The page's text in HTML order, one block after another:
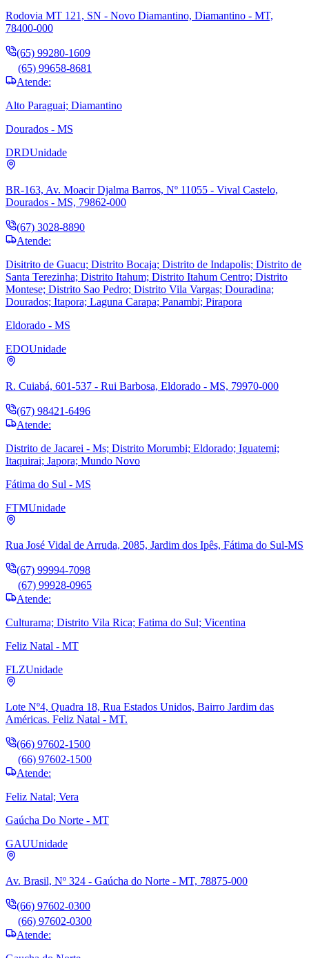
Rodovia MT 121, SN - Novo Diamantino, Diamantino - MT,
78400-000
(65) 99280-1609
(65) 99658-8681
Atende:
Alto Paraguai; Diamantino
Dourados - MS
DRDUnidade
BR-163, Av. Moacir Djalma Barros, Nº 11055 - Vival Castelo,
Dourados - MS, 79862-000
(67) 3028-8890
Atende:
Disitrito de Guacu; Distrito Bocaja; Distrito de Indapolis; Distrito de
Santa Terezinha; Distrito Itahum; Distrito Itahum Centro; Distrito
Montese; Distrito Sao Pedro; Distrito Vila Vargas; Douradina;
Dourados; Itapora; Laguna Carapa; Panambi; Pirapora
Eldorado - MS
EDOUnidade
R. Cuiabá, 601-537 - Rui Barbosa, Eldorado - MS, 79970-000
(67) 98421-6496
Atende:
Distrito de Jacarei - Ms; Distrito Morumbi; Eldorado; Iguatemi;
Itaquirai; Japora; Mundo Novo
Fátima do Sul - MS
FTMUnidade
Rua José Vidal de Arruda, 2085, Jardim dos Ipês, Fátima do Sul-MS
(67) 99994-7098
(67) 99928-0965
Atende:
Culturama; Distrito Vila Rica; Fatima do Sul; Vicentina
Feliz Natal - MT
FLZUnidade
Lote Nº4, Quadra 18, Rua Estados Unidos, Bairro Jardim das
Américas. Feliz Natal - MT.
(66) 97602-1500
(66) 97602-1500
Atende:
Feliz Natal; Vera
Gaúcha Do Norte - MT
GAUUnidade
Av. Brasil, Nº 324 - Gaúcha do Norte - MT, 78875-000
(66) 97602-0300
(66) 97602-0300
Atende: